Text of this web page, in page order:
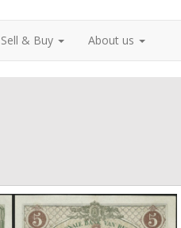
Sell & Buy About us